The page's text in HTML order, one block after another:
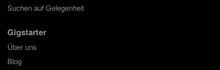
Suchen auf Gelegenheit
Gigstarter
Über uns
Blog